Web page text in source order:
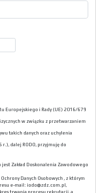
Europejskiego i Rady (UE) 2016/679
w związku z przetwarzaniem
takich danych oraz uchylenia
dalej RODO, przyjmuję do
Zakład Doskonalenia Zawodowego
Danych Osobowych , z którym
e-mail: iodo@zdz.com.pl,